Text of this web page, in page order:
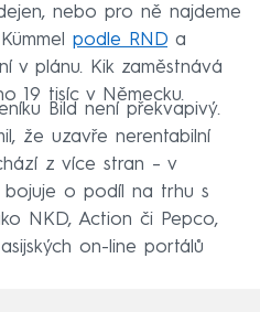
nebo pro ně najdeme
podle RND a
v plánu. Kik zaměstnává
19 tisíc v Německu.
Bild není překvapivý.
že uzavře nerentabilní
z více stran – v
bojuje o podíl na trhu s
NKD, Action či Pepco,
on-line portálů